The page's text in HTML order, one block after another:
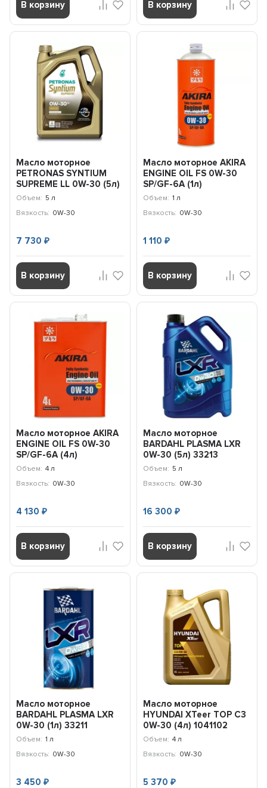
В корзину В корзину
Масло моторное
PETRONAS SYNTIUM
SUPREME LL 0W-30 (5л)
71226M12EU
Объем: 5 л
Вязкость: 0W-30
7 730₽
В корзину
Масло моторное AKIRA
ENGINE OIL FS 0W-30
SP/GF-6A (1л)
A00032233-001
Объем: 1 л
Вязкость: 0W-30
1 110 ₽
В корзину
Масло моторное AKIRA
ENGINE OIL FS 0W-30
SP/GF-6A (4л)
A00032234-004
Объем: 4 л
Вязкость: 0W-30
4 130₽
В корзину
Масло моторное
BARDAHL PLASMA LXR
0W-30 (5л) 33213
Объем: 5 л
Вязкость: 0W-30
16 300 ₽
В корзину
Масло моторное
BARDAHL PLASMA LXR
0W-30 (1л) 33211
Объем: 1 л
Вязкость: 0W-30
3 450₽
Масло моторное
HYUNDAI XTeer TOP C3
0W-30 (4л) 1041102
Объем: 4 л
Вязкость: 0W-30
5 370 ₽